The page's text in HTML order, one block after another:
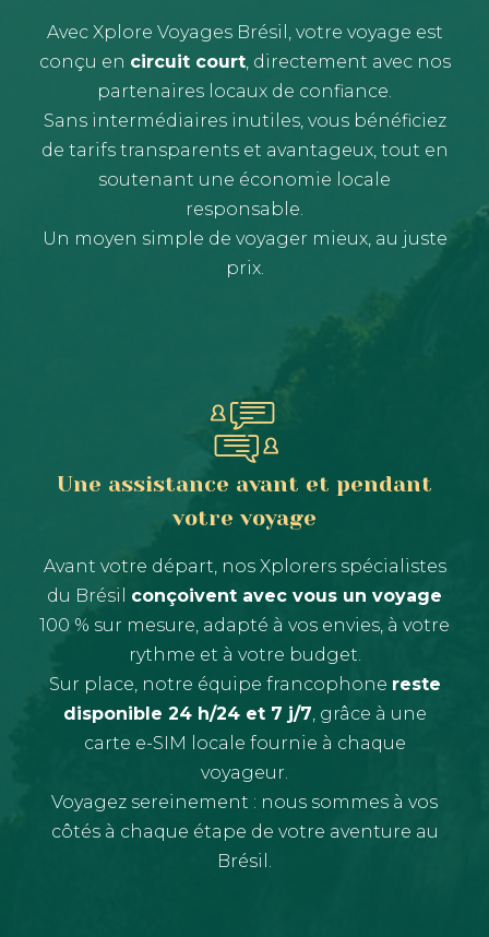
Avec Xplore Voyages Brésil, votre voyage est
conçu en circuit court, directement avec nos
partenaires locaux de confiance.
Sans intermédiaires inutiles, vous bénéficiez
de tarifs transparents et avantageux, tout en
soutenant une économie locale
responsable.
Un moyen simple de voyager mieux, au juste
prix.
Une assistance avant et pendant
votre voyage
Avant votre départ, nos Xplorers spécialistes
du Brésil conçoivent avec vous un voyage
100 % sur mesure, adapté à vos envies, à votre
rythme et à votre budget.
Sur place, notre équipe francophone reste
disponible 24 h/24 et 7 j/7, grâce à une
carte e-SIM locale fournie à chaque
voyageur.
Voyagez sereinement : nous sommes à vos
côtés à chaque étape de votre aventure au
Brésil.